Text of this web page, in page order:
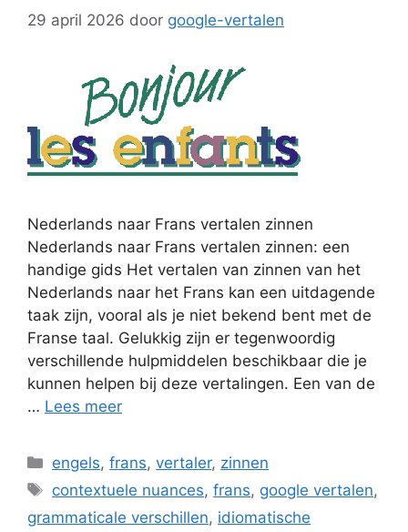
29 april 2026 door google-vertalen
Nederlands naar Frans vertalen zinnen
Nederlands naar Frans vertalen zinnen: een
handige gids Het vertalen van zinnen van het
Nederlands naar het Frans kan een uitdagende
taak zijn, vooral als je niet bekend bent met de
Franse taal. Gelukkig zijn er tegenwoordig
verschillende hulpmiddelen beschikbaar die je
kunnen helpen bij deze vertalingen. Een van de
… Lees meer
Categorieën
engels,frans,vertaler, zinnen
Tags
contextuele nuances,frans, google vertalen,
grammaticale verschillen, idiomatische